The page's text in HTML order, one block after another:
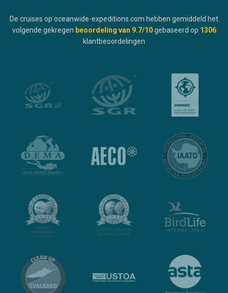
De cruises op oceanwide-expeditions.com hebben gemiddeld het
volgende gekregen beoordeling van 9.7/10 gebaseerd op 1306
klantbeoordelingen